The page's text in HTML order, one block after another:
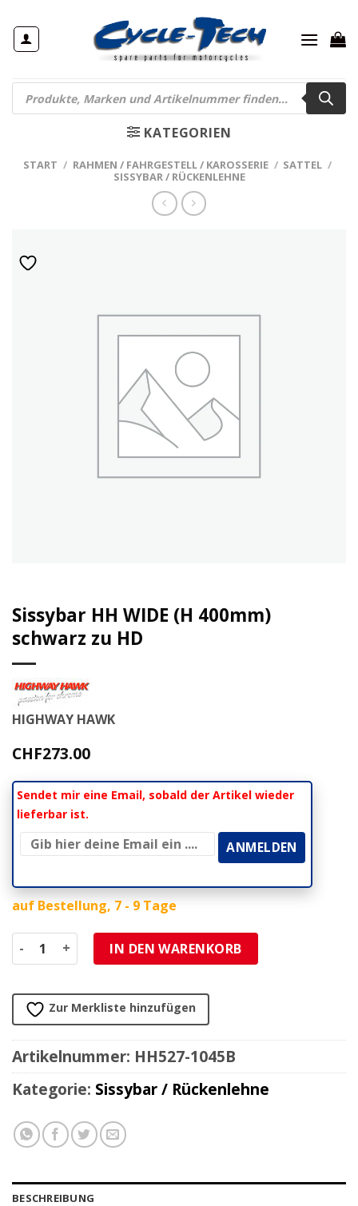
Inhalt
springen
Products
search
KATEGORIEN
START / RAHMEN / FAHRGESTELL / KAROSSERIE / SATTEL /
SISSYBAR / RÜCKENLEHNE
Sissybar HH WIDE (H 400mm)
schwarz zu HD
HIGHWAY HAWK
CHF273.00
Sendet mir eine Email, sobald der Artikel wieder
lieferbar ist.
auf Bestellung, 7 - 9 Tage
Sissybar HH WIDE (H 400mm) schwarz zu HD Menge
IN DEN WARENKORB
Zur Merkliste hinzufügen
Artikelnummer: HH527-1045B
Kategorie: Sissybar / Rückenlehne
BESCHREIBUNG